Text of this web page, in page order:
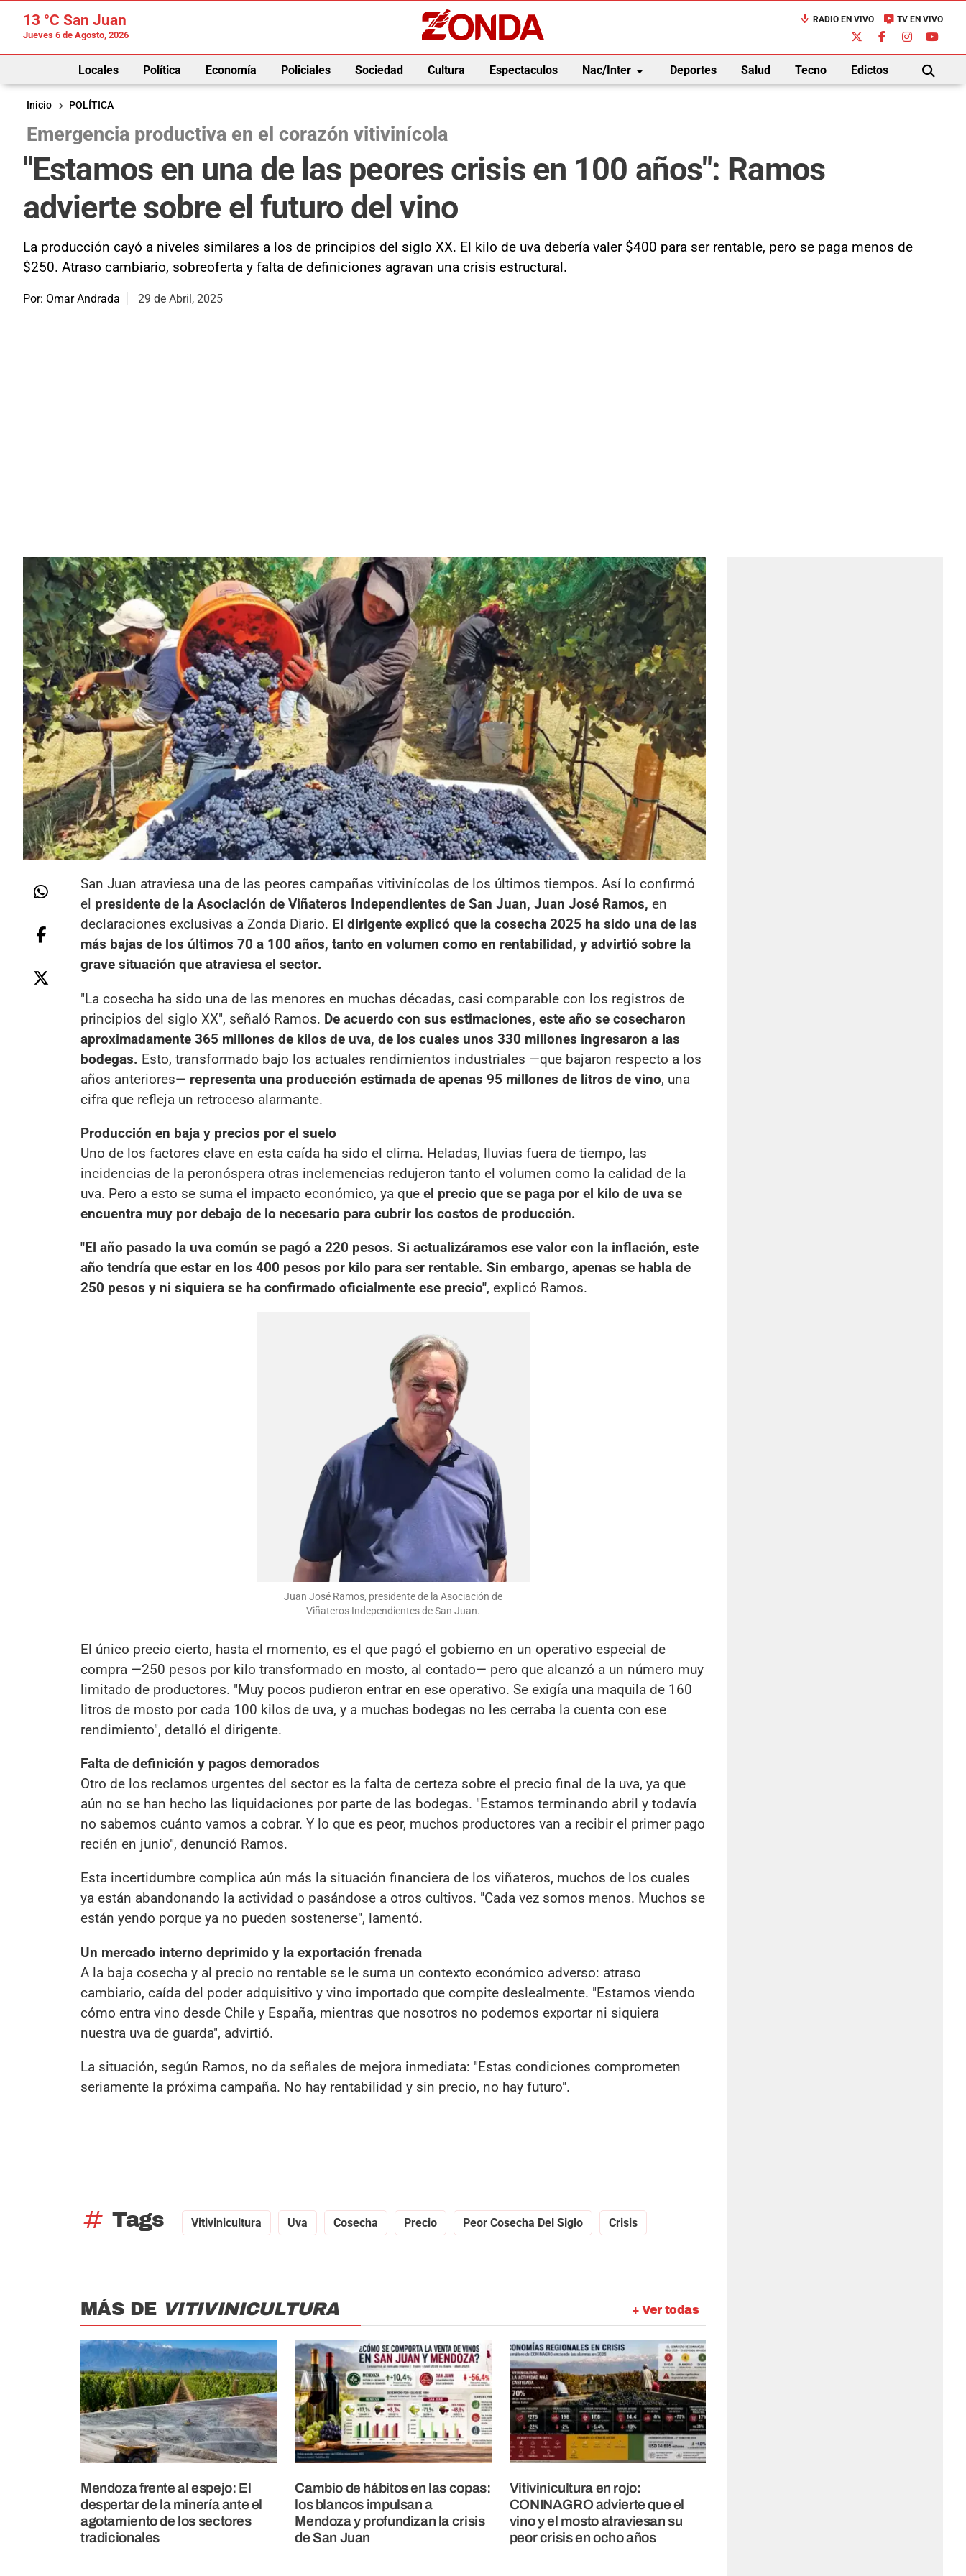
13 °C San Juan
Jueves 6 de Agosto, 2026
mic RADIO EN VIVO live_tv TV EN VIVO
Locales Política Economía Policiales Sociedad Cultura Espectaculos Nac/Interarrow_drop_down Deportes Salud Tecno Edictos
BUSCAR
Inicio
POLÍTICA
Emergencia productiva en el corazón vitivinícola
"Estamos en una de las peores crisis en 100 años": Ramos
advierte sobre el futuro del vino
La producción cayó a niveles similares a los de principios del siglo XX. El kilo de uva debería valer $400 para ser rentable, pero se paga menos de
$250. Atraso cambiario, sobreoferta y falta de definiciones agravan una crisis estructural.
Por: Omar Andrada 29 de Abril, 2025
San Juan atraviesa una de las peores campañas vitivinícolas de los últimos tiempos. Así lo confirmó
el presidente de la Asociación de Viñateros Independientes de San Juan, Juan José Ramos, en
declaraciones exclusivas a Zonda Diario. El dirigente explicó que la cosecha 2025 ha sido una de las
más bajas de los últimos 70 a 100 años, tanto en volumen como en rentabilidad, y advirtió sobre la
grave situación que atraviesa el sector.
"La cosecha ha sido una de las menores en muchas décadas, casi comparable con los registros de
principios del siglo XX", señaló Ramos. De acuerdo con sus estimaciones, este año se cosecharon
aproximadamente 365 millones de kilos de uva, de los cuales unos 330 millones ingresaron a las
bodegas. Esto, transformado bajo los actuales rendimientos industriales —que bajaron respecto a los
años anteriores— representa una producción estimada de apenas 95 millones de litros de vino, una
cifra que refleja un retroceso alarmante.
Producción en baja y precios por el suelo
Uno de los factores clave en esta caída ha sido el clima. Heladas, lluvias fuera de tiempo, las
incidencias de la peronóspera otras inclemencias redujeron tanto el volumen como la calidad de la
uva. Pero a esto se suma el impacto económico, ya que el precio que se paga por el kilo de uva se
encuentra muy por debajo de lo necesario para cubrir los costos de producción.
"El año pasado la uva común se pagó a 220 pesos. Si actualizáramos ese valor con la inflación, este
año tendría que estar en los 400 pesos por kilo para ser rentable. Sin embargo, apenas se habla de
250 pesos y ni siquiera se ha confirmado oficialmente ese precio", explicó Ramos.
Juan José Ramos, presidente de la Asociación de
Viñateros Independientes de San Juan.
El único precio cierto, hasta el momento, es el que pagó el gobierno en un operativo especial de
compra —250 pesos por kilo transformado en mosto, al contado— pero que alcanzó a un número muy
limitado de productores. "Muy pocos pudieron entrar en ese operativo. Se exigía una maquila de 160
litros de mosto por cada 100 kilos de uva, y a muchas bodegas no les cerraba la cuenta con ese
rendimiento", detalló el dirigente.
Falta de definición y pagos demorados
Otro de los reclamos urgentes del sector es la falta de certeza sobre el precio final de la uva, ya que
aún no se han hecho las liquidaciones por parte de las bodegas. "Estamos terminando abril y todavía
no sabemos cuánto vamos a cobrar. Y lo que es peor, muchos productores van a recibir el primer pago
recién en junio", denunció Ramos.
Esta incertidumbre complica aún más la situación financiera de los viñateros, muchos de los cuales
ya están abandonando la actividad o pasándose a otros cultivos. "Cada vez somos menos. Muchos se
están yendo porque ya no pueden sostenerse", lamentó.
Un mercado interno deprimido y la exportación frenada
A la baja cosecha y al precio no rentable se le suma un contexto económico adverso: atraso
cambiario, caída del poder adquisitivo y vino importado que compite deslealmente. "Estamos viendo
cómo entra vino desde Chile y España, mientras que nosotros no podemos exportar ni siquiera
nuestra uva de guarda", advirtió.
La situación, según Ramos, no da señales de mejora inmediata: "Estas condiciones comprometen
seriamente la próxima campaña. No hay rentabilidad y sin precio, no hay futuro".
tag Tags Vitivinicultura Uva Cosecha Precio Peor Cosecha Del Siglo Crisis
+ Ver todas
MÁS DE VITIVINICULTURA
Mendoza frente al espejo: El
despertar de la minería ante el
agotamiento de los sectores
tradicionales
Cambio de hábitos en las copas:
los blancos impulsan a
Mendoza y profundizan la crisis
de San Juan
Vitivinicultura en rojo:
CONINAGRO advierte que el
vino y el mosto atraviesan su
peor crisis en ocho años